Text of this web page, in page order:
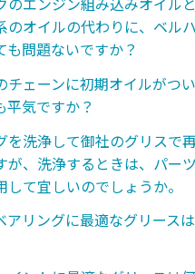
のオイルの代わりに、ベル
も問題ないですか？
チェーンに初期オイルがつ
平気ですか？
を洗浄して御社のグリスで
が、洗浄するときは、パー
して宜しいのでしょうか。
アリングに最適なグリース